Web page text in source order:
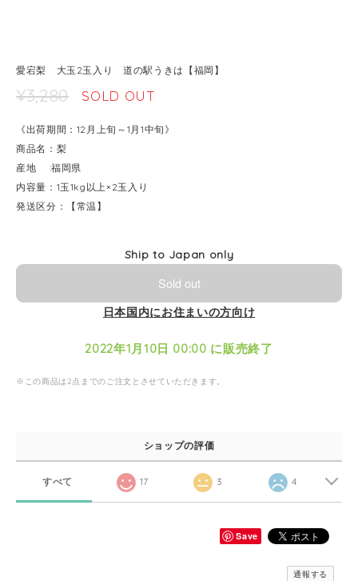
愛宕梨 大玉2玉入り 道の駅うきは【福岡】
¥3,280 SOLD OUT
《出荷期間：12月上旬～1月1中旬》
商品名：梨
産地 :福岡県
内容量：1玉1kg以上×2玉入り
発送区分：【常温】
Ship to Japan only
Sold out
日本国内にお住まいの方向け
2022年1月10日 00:00 に販売終了
※この商品は2点までのご注文とさせていただきます。
ショップの評価
すべて 17 3 4
Save
通報する